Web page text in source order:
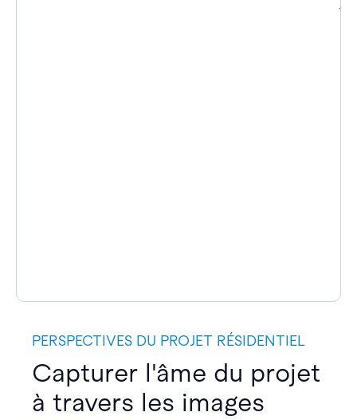
PERSPECTIVES DU PROJET RÉSIDENTIEL
Capturer l'âme du projet
à travers les images